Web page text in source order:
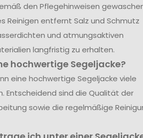
den Pflegehinweisen
Reinigen entfernt Salz und Schmutz
und atmungsaktiven
langfristig zu erhalten.
hochwertige Segeljacke?
eine hochwertige Segeljacke viele
Entscheidend sind die Qualität der
sowie die regelmäßige